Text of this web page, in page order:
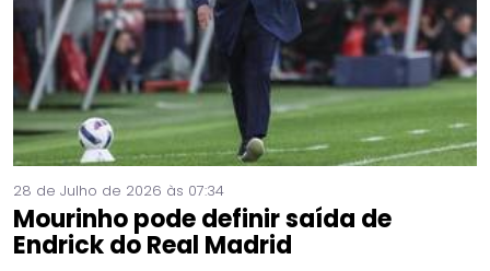
28 de Julho de 2026 às 07:34
Mourinho pode definir saída de
Endrick do Real Madrid